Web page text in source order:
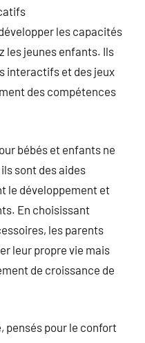
les capacités
les jeunes enfants. Ils
interactifs et des jeux
des compétences
bébés et enfants ne
sont des aides
le développement et
En choisissant
les parents
leur propre vie mais
de croissance de
pensés pour le confort